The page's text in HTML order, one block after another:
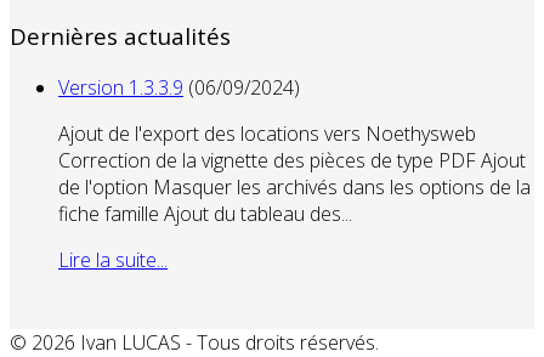
Dernières actualités
Version 1.3.3.9 (06/09/2024)
Ajout de l'export des locations vers Noethysweb
Correction de la vignette des pièces de type PDF Ajout
de l'option Masquer les archivés dans les options de la
fiche famille Ajout du tableau des...
Lire la suite...
© 2026 Ivan LUCAS - Tous droits réservés.